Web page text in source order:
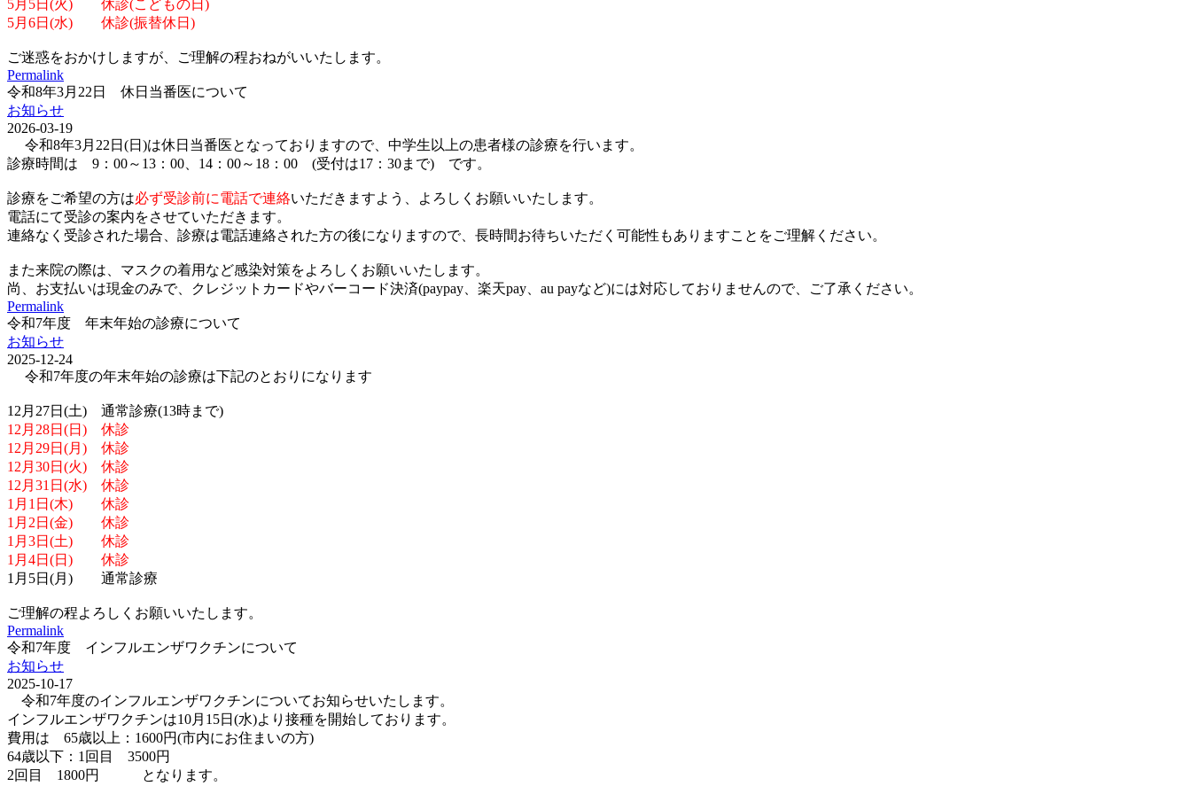
5月5日(火) 休診(こどもの日)
5月6日(水) 休診(振替休日)
ご迷惑をおかけしますが、ご理解の程おねがいいたします。
Permalink
令和8年3月22日 休日当番医について
お知らせ
2026-03-19
令和8年3月22日(日)は休日当番医となっておりますので、中学生以上の患者様の診療を行います。
診療時間は 9：00～13：00、14：00～18：00 (受付は17：30まで) です。
診療をご希望の方は必ず受診前に電話で連絡いただきますよう、よろしくお願いいたします。
電話にて受診の案内をさせていただきます。
連絡なく受診された場合、診療は電話連絡された方の後になりますので、長時間お待ちいただく可能性もありますことをご理解ください。
また来院の際は、マスクの着用など感染対策をよろしくお願いいたします。
尚、お支払いは現金のみで、クレジットカードやバーコード決済(paypay、楽天pay、au payなど)には対応しておりませんので、ご了承ください。
Permalink
令和7年度 年末年始の診療について
お知らせ
2025-12-24
令和7年度の年末年始の診療は下記のとおりになります
12月27日(土) 通常診療(13時まで)
12月28日(日) 休診
12月29日(月) 休診
12月30日(火) 休診
12月31日(水) 休診
1月1日(木) 休診
1月2日(金) 休診
1月3日(土) 休診
1月4日(日) 休診
1月5日(月) 通常診療
ご理解の程よろしくお願いいたします。
Permalink
令和7年度 インフルエンザワクチンについて
お知らせ
2025-10-17
令和7年度のインフルエンザワクチンについてお知らせいたします。
インフルエンザワクチンは10月15日(水)より接種を開始しております。
費用は 65歳以上：1600円(市内にお住まいの方)
64歳以下：1回目 3500円
2回目 1800円 となります。